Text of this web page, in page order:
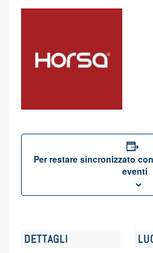
Per restare sincronizzato
eventi
DETTAGLI